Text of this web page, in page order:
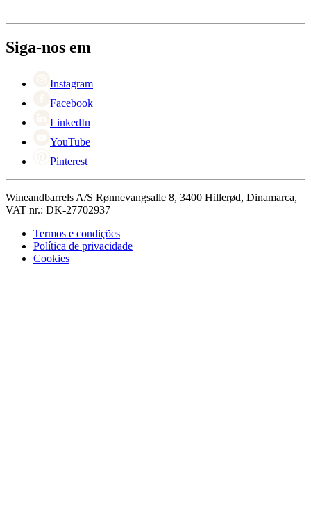
Retorno
Black Friday
Singles Day
Siga-nos em
Instagram
Facebook
LinkedIn
YouTube
Pinterest
Wineandbarrels A/S Rønnevangsalle 8, 3400 Hillerød, Dinamarca,
VAT nr.: DK-27702937
Termos e condições
Política de privacidade
Cookies